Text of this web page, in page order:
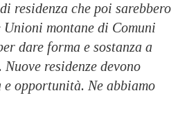
residenza che poi sarebbero
montane di Comuni
dare forma e sostanza a
residenze devono
e opportunità. Ne abbiamo